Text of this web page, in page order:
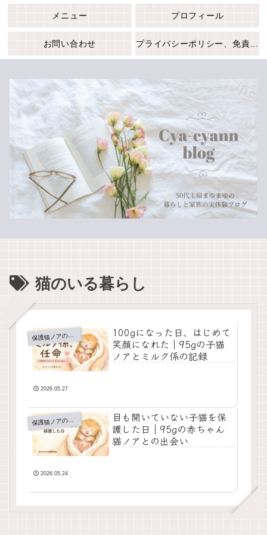
メニュー プロフィール
お問い合わせ
猫のいる暮らし
保護猫ノアの成長日記
100gになった日、はじめて
笑顔になれた｜95gの子猫
ノアとミルク係の記録
2026.05.27
保護猫ノアの成長日記
目も開いていない子猫を保
護した日｜95gの赤ちゃん
猫ノアとの出会い
2026.05.24